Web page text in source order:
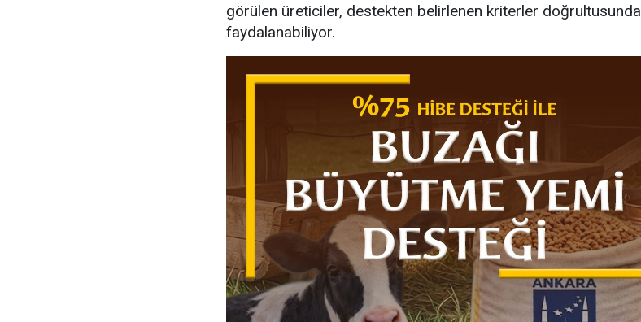
görülen üreticiler, destekten belirlenen kriterler doğrultusunda
faydalanabiliyor.